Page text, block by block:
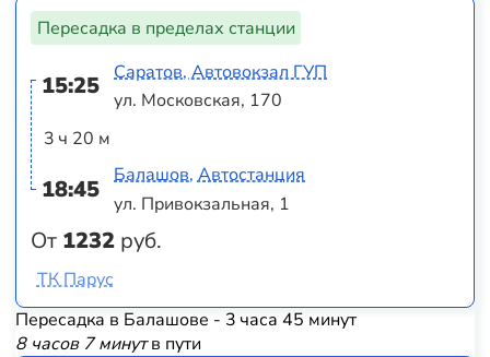
Пересадка в пределах станции
15:25
3 ч 20 м
18:45
От 1232 руб.
Саратов, Автовокзал ГУП
ул. Московская, 170
Балашов, Автостанция
ул. Привокзальная, 1
ТК Парус
Пересадка в Балашове - 3 часа 45 минут
8 часов 7 минутв пути